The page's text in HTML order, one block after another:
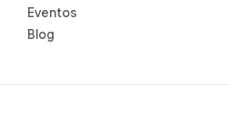
Eventos
Blog